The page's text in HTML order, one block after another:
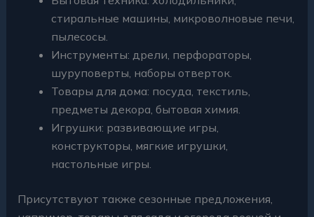
стиральные машины, микроволновые печи,
пылесосы.
Инструменты: дрели, перфораторы,
шуруповерты, наборы отверток.
Товары для дома: посуда, текстиль,
предметы декора, бытовая химия.
Игрушки: развивающие игры,
конструкторы, мягкие игрушки,
настольные игры.
Присутствуют также сезонные предложения,